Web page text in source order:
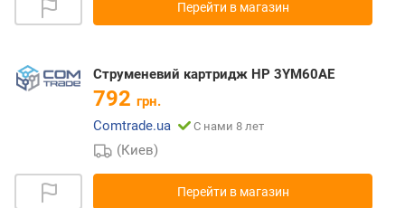
Перейти в магазин
Струменевий картридж HP 3YM60AE
792 грн.
Comtrade.ua
С нами 8 лет
(Киев)
Перейти в магазин